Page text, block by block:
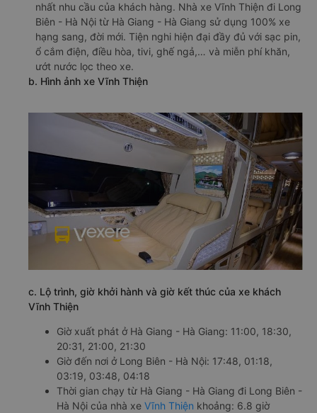
nhất nhu cầu của khách hàng. Nhà xe Vĩnh Thiện đi Long
Biên - Hà Nội từ Hà Giang - Hà Giang sử dụng 100% xe
hạng sang, đời mới. Tiện nghi hiện đại đầy đủ với sạc pin,
ổ cắm điện, điều hòa, tivi, ghế ngả,… và miễn phí khăn,
ướt nước lọc theo xe.
b. Hình ảnh xe Vĩnh Thiện
c. Lộ trình, giờ khởi hành và giờ kết thúc của xe khách
Vĩnh Thiện
Giờ xuất phát ở Hà Giang - Hà Giang: 11:00, 18:30,
20:31, 21:00, 21:30
Giờ đến nơi ở Long Biên - Hà Nội: 17:48, 01:18,
03:19, 03:48, 04:18
Thời gian chạy từ Hà Giang - Hà Giang đi Long Biên -
Hà Nội của nhà xe Vĩnh Thiện khoảng: 6.8 giờ